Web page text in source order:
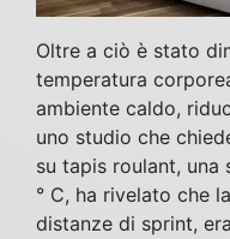
Oltre a ciò è stato
temperatura
ambiente caldo,
uno studio che
su tapis roulant, una
° C, ha rivelato che
distanze di sprint,